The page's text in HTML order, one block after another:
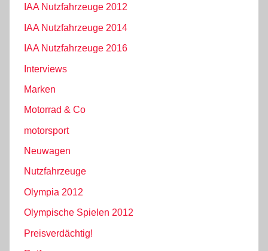
IAA Nutzfahrzeuge 2012
IAA Nutzfahrzeuge 2014
IAA Nutzfahrzeuge 2016
Interviews
Marken
Motorrad & Co
motorsport
Neuwagen
Nutzfahrzeuge
Olympia 2012
Olympische Spielen 2012
Preisverdächtig!